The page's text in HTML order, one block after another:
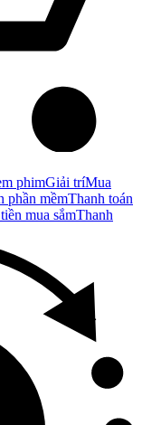
phimGiải tríMua
phần mềmThanh toán
mua sắmThanh